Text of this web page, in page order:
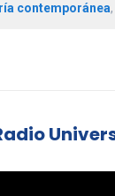
contemporánea,